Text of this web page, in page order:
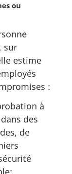
ou
sur
estime
:
à
des
de